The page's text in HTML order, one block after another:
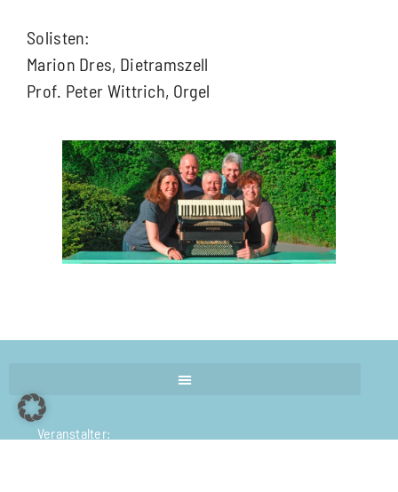
Solisten:
Marion Dres, Dietramszell
Prof. Peter Wittrich, Orgel
Veranstalter: